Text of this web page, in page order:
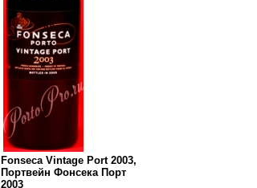
Fonseca Vintage Port 2003,
Портвейн Фонсека Порт
2003